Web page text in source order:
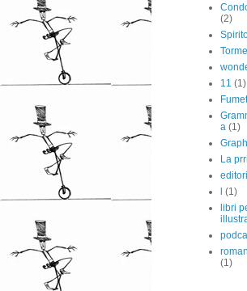
(2)
11 (1)
a (1)
La
l (1)
libri
(1)